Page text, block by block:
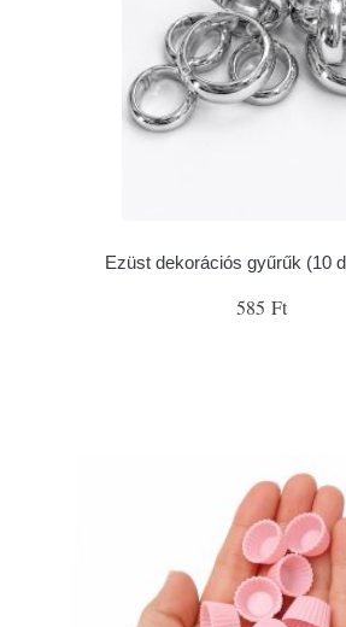
Ezüst dekorációs gyűrűk (10
585 Ft